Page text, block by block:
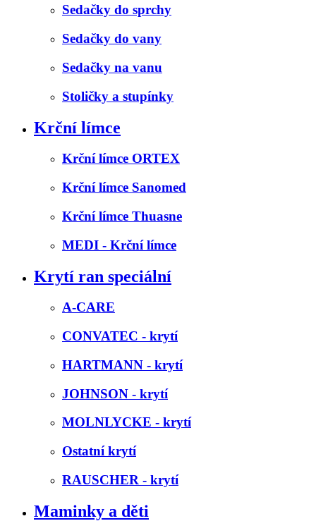
Sedačky do sprchy
Sedačky do vany
Sedačky na vanu
Stoličky a stupínky
Krční límce
Krční límce ORTEX
Krční límce Sanomed
Krční límce Thuasne
MEDI - Krční límce
Krytí ran speciální
A-CARE
CONVATEC - krytí
HARTMANN - krytí
JOHNSON - krytí
MOLNLYCKE - krytí
Ostatní krytí
RAUSCHER - krytí
Maminky a děti